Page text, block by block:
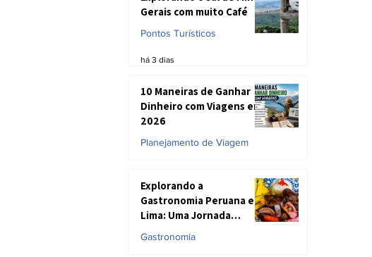
Gerais com muito Café
Pontos Turísticos
há 3 dias
10 Maneiras de Ganhar
Dinheiro com Viagens em
2026
Planejamento de Viagem
Explorando a
Gastronomia Peruana em
Lima: Uma Jornada
Honesta entre Sabores
Inesquecíveis e
Gastronomia